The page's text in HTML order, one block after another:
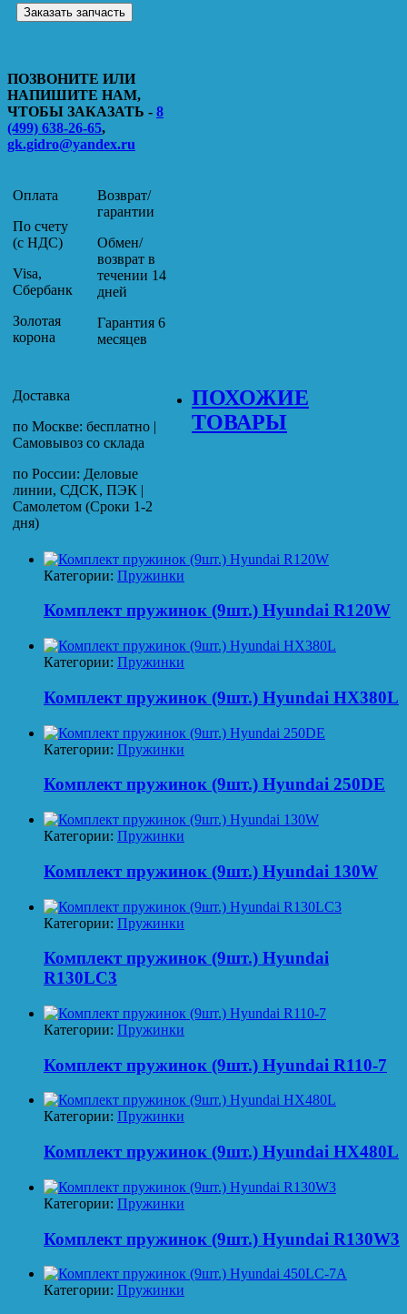
Заказать запчасть
ПОЗВОНИТЕ ИЛИ
НАПИШИТЕ НАМ,
ЧТОБЫ ЗАКАЗАТЬ - 8
(499) 638-26-65,
gk.gidro@yandex.ru
Оплата
По счету
(с НДС)
Visa,
Сбербанк
Золотая
корона
Возврат/
гарантии
Обмен/
возврат в
течении 14
дней
Гарантия 6
месяцев
Доставка
по Москве: бесплатно |
Самовывоз со склада
по России: Деловые
линии, СДСК, ПЭК |
Самолетом (Сроки 1-2
дня)
ПОХОЖИЕ
ТОВАРЫ
Категории: Пружинки
Комплект пружинок (9шт.) Hyundai R120W
Категории: Пружинки
Комплект пружинок (9шт.) Hyundai HX380L
Категории: Пружинки
Комплект пружинок (9шт.) Hyundai 250DE
Категории: Пружинки
Комплект пружинок (9шт.) Hyundai 130W
Категории: Пружинки
Комплект пружинок (9шт.) Hyundai
R130LC3
Категории: Пружинки
Комплект пружинок (9шт.) Hyundai R110-7
Категории: Пружинки
Комплект пружинок (9шт.) Hyundai HX480L
Категории: Пружинки
Комплект пружинок (9шт.) Hyundai R130W3
Категории: Пружинки